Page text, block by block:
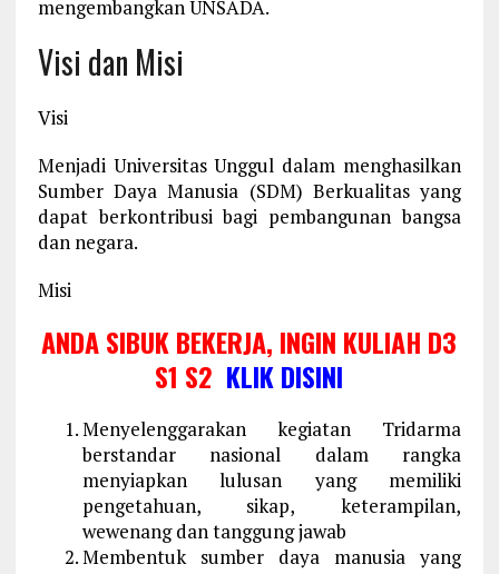
mengembangkan UNSADA.
Visi dan Misi
Visi
Menjadi Universitas Unggul dalam menghasilkan
Sumber Daya Manusia (SDM) Berkualitas yang
dapat berkontribusi bagi pembangunan bangsa
dan negara.
Misi
ANDA SIBUK BEKERJA, INGIN KULIAH D3
S1 S2 KLIK DISINI
Menyelenggarakan kegiatan Tridarma
berstandar nasional dalam rangka
menyiapkan lulusan yang memiliki
pengetahuan, sikap, keterampilan,
wewenang dan tanggung jawab
Membentuk sumber daya manusia yang